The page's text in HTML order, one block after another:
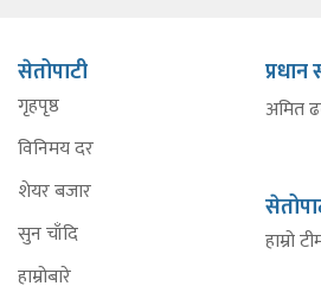
सेतोपाटी
गृहपृष्ठ
विनिमय दर
शेयर बजार
सुन चाँदि
हाम्रोबारे
अमित
हाम्रो